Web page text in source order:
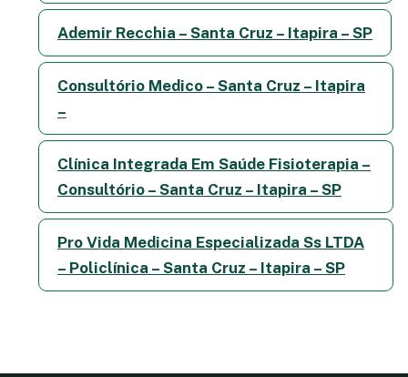
Ademir Recchia – Santa Cruz – Itapira – SP
Consultório Medico – Santa Cruz – Itapira
–
Clínica Integrada Em Saúde Fisioterapia –
Consultório – Santa Cruz – Itapira – SP
Pro Vida Medicina Especializada Ss LTDA
– Policlínica – Santa Cruz – Itapira – SP